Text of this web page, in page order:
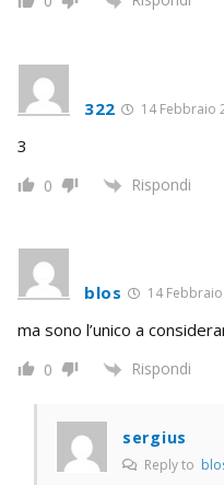
322 14 Febbraio
3
0 Rispondi
blos 14
ma sono l’unico a
0 Rispondi
sergius
Reply to